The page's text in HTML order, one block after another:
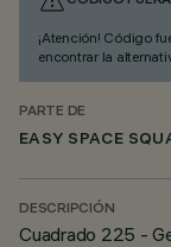
¡Atención! Código
encontrar la
PARTE DE
EASY SPACE
DESCRIPCIÓN
Cuadrado 225 -